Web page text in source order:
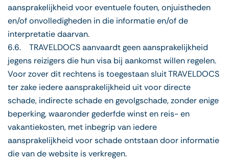
aansprakelijkheid voor eventuele fouten, onjuistheden
en/of onvolledigheden in die informatie en/of de
interpretatie daarvan.
6.6. TRAVELDOCS aanvaardt geen aansprakelijkheid
jegens reizigers die hun visa bij aankomst willen regelen.
Voor zover dit rechtens is toegestaan sluit TRAVELDOCS
ter zake iedere aansprakelijkheid uit voor directe
schade, indirecte schade en gevolgschade, zonder enige
beperking, waaronder gederfde winst en reis- en
vakantiekosten, met inbegrip van iedere
aansprakelijkheid voor schade ontstaan door informatie
die van de website is verkregen.